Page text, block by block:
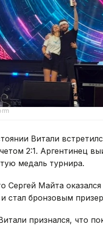
Витали
2:1. Аргентинец
медаль турнира.
Сергей Майта
стал бронзовым
признался, что